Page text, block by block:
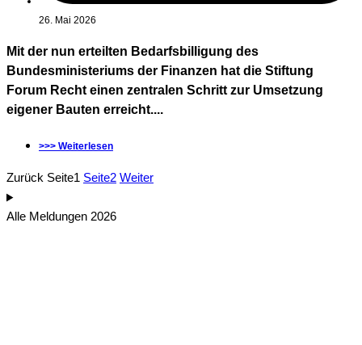
26. Mai 2026
Mit der nun erteilten Bedarfsbilligung des
Bundesministeriums der Finanzen hat die Stiftung
Forum Recht einen zentralen Schritt zur Umsetzung
eigener Bauten erreicht....
>>> Weiterlesen
Zurück Seite1 Seite2 Weiter
Alle Meldungen 2026